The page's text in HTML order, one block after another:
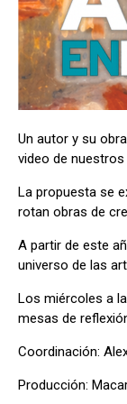
Un autor y su
video de
La propuesta se
rotan obras de
A partir de este
universo de las
Los miércoles a
mesas de
Coordinación:
Producción: